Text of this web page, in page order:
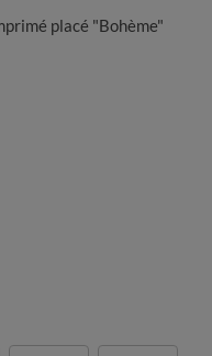
placé "Bohème"